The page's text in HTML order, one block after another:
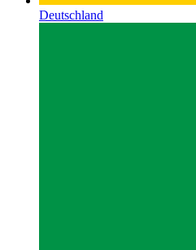
Deutschland